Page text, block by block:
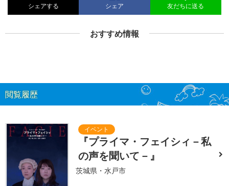
シェアする シェア 友だちに送る
おすすめ情報
閲覧履歴
『プライマ・フェイシィ－私
の声を聞いて－』
茨城県・水戸市